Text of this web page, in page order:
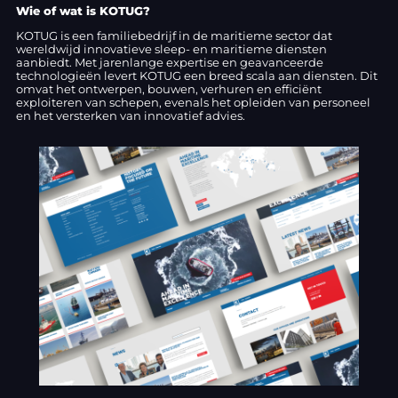
Wie of wat is KOTUG?
KOTUG is een familiebedrijf in de maritieme sector dat
wereldwijd innovatieve sleep- en maritieme diensten
aanbiedt. Met jarenlange expertise en geavanceerde
technologieën levert KOTUG een breed scala aan diensten. Dit
omvat het ontwerpen, bouwen, verhuren en efficiënt
exploiteren van schepen, evenals het opleiden van personeel
en het versterken van innovatief advies.